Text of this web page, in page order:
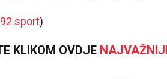
)
KLIKOM OVDJE